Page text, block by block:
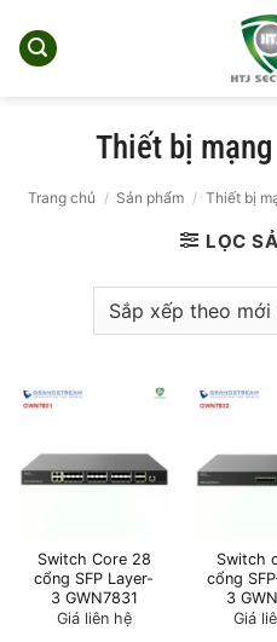
qua
Thiết bị
Trang chủ / Sản phẩm / Thiết bị
LỌC
Switch Core 28
cổng SFP Layer-
3 GWN7831
Giá liên hệ
Switch
cổng
3
Giá